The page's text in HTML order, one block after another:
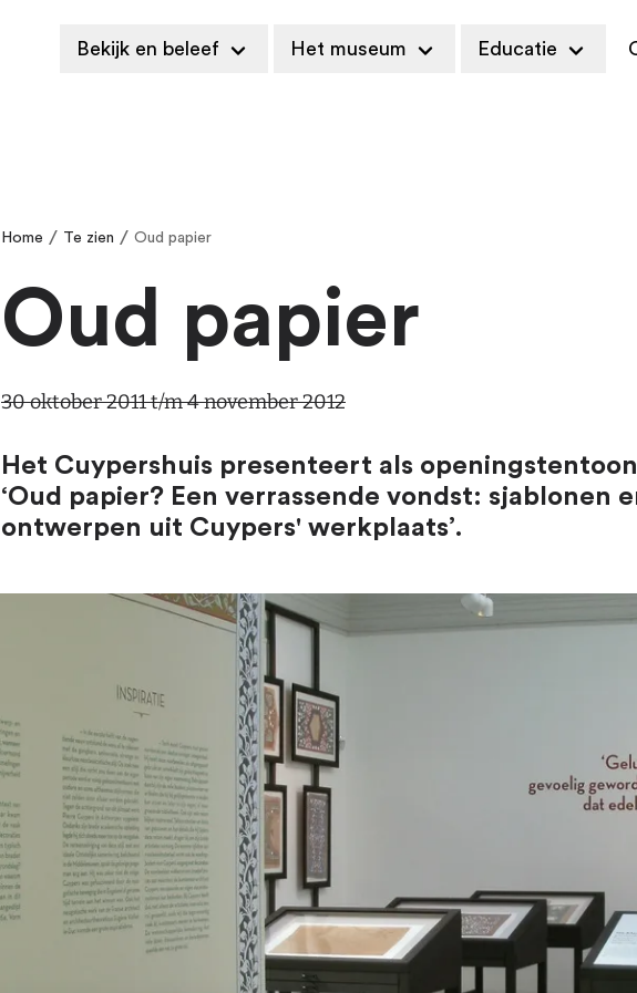
Bekijk en beleef Het museum Educatie
Home / Te zien / Oud papier
Oud papier
30 oktober 2011 t/m 4 november 2012
Het Cuypershuis presenteert als
‘Oud papier? Een verrassende vondst: sjablonen
ontwerpen uit Cuypers' werkplaats’.